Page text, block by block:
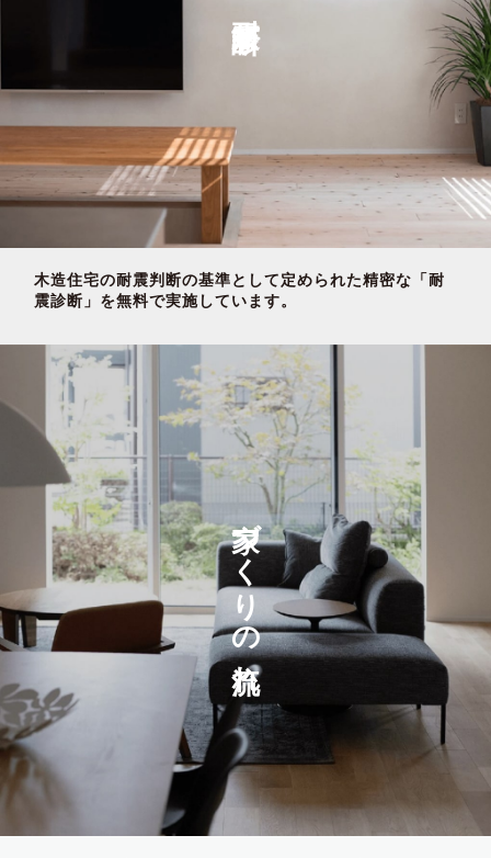
木造住宅の耐震判断の基準として定められた精密な「耐
震診断」を無料で実施しています。
家づくりの流れ